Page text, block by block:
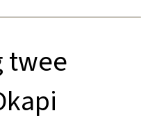
twee